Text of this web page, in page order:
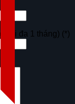
tối đa 1 tháng) (*)